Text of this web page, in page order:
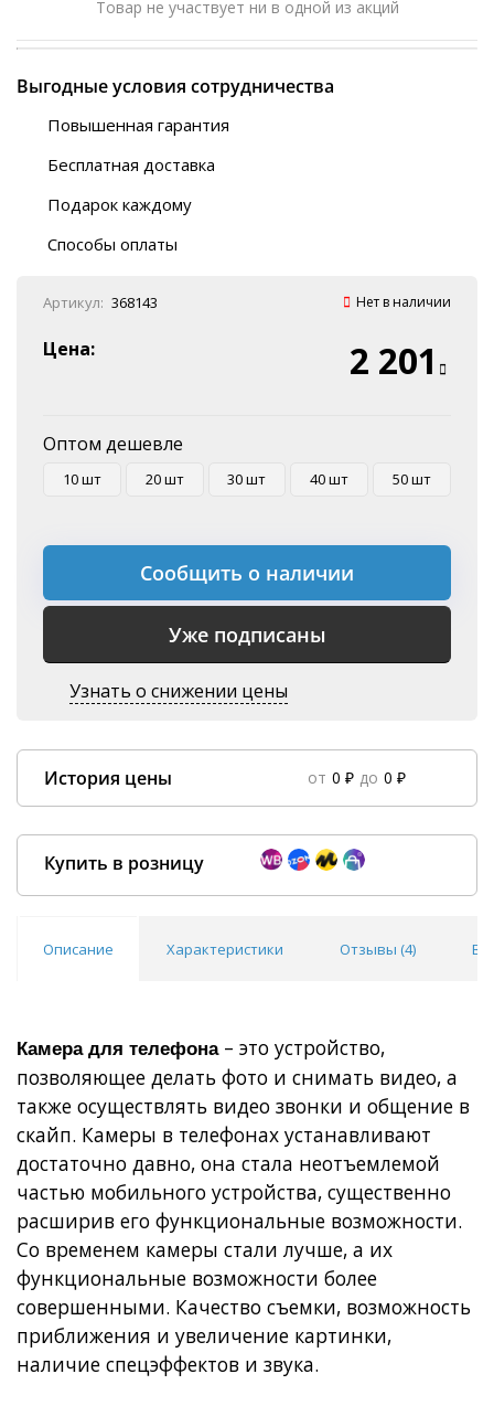
Товар не участвует ни в одной из акций
Выгодные условия сотрудничества
Повышенная гарантия
Бесплатная доставка
Автобусы (по ЮФО)
“BlaBlaCar” (по ЮФО)
Подарок каждому
Способы оплаты
Наличные
Эквайринг
Артикул: 368143 Нет в наличии
Цена: 2 201
Оптом дешевле
10 шт 20 шт 30 шт 40 шт 50 шт
Сообщить о наличии
Уже подписаны
Узнать о снижении цены
История цены от 0 ₽ до 0 ₽
Купить в розницу
Описание Характеристики Отзывы (4)
Камера для телефона– это устройство,
позволяющее делать фото и снимать видео, а
также осуществлять видео звонки и общение в
скайп. Камеры в телефонах устанавливают
достаточно давно, она стала неотъемлемой
частью мобильного устройства, существенно
расширив его функциональные возможности.
Со временем камеры стали лучше, а их
функциональные возможности более
совершенными. Качество съемки, возможность
приближения и увеличение картинки,
наличие спецэффектов и звука.